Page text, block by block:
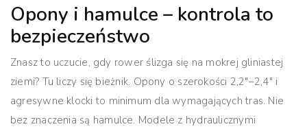
Opony i hamulce – kontrola to
bezpieczeństwo
Znasz to uczucie, gdy rower ślizga się na mokrej gliniastej
ziemi? Tu liczy się bieżnik. Opony o szerokości 2,2″–2,4″ i
agresywne klocki to minimum dla wymagających tras. Nie
bez znaczenia są hamulce. Modele z hydraulicznymi